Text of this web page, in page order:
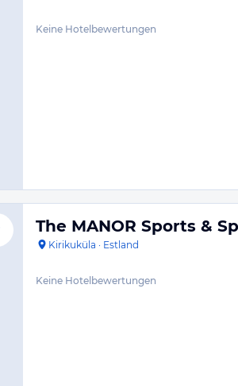
Keine Hotelbewertungen
The MANOR Sports &
Kirikuküla · Estland
Keine Hotelbewertungen